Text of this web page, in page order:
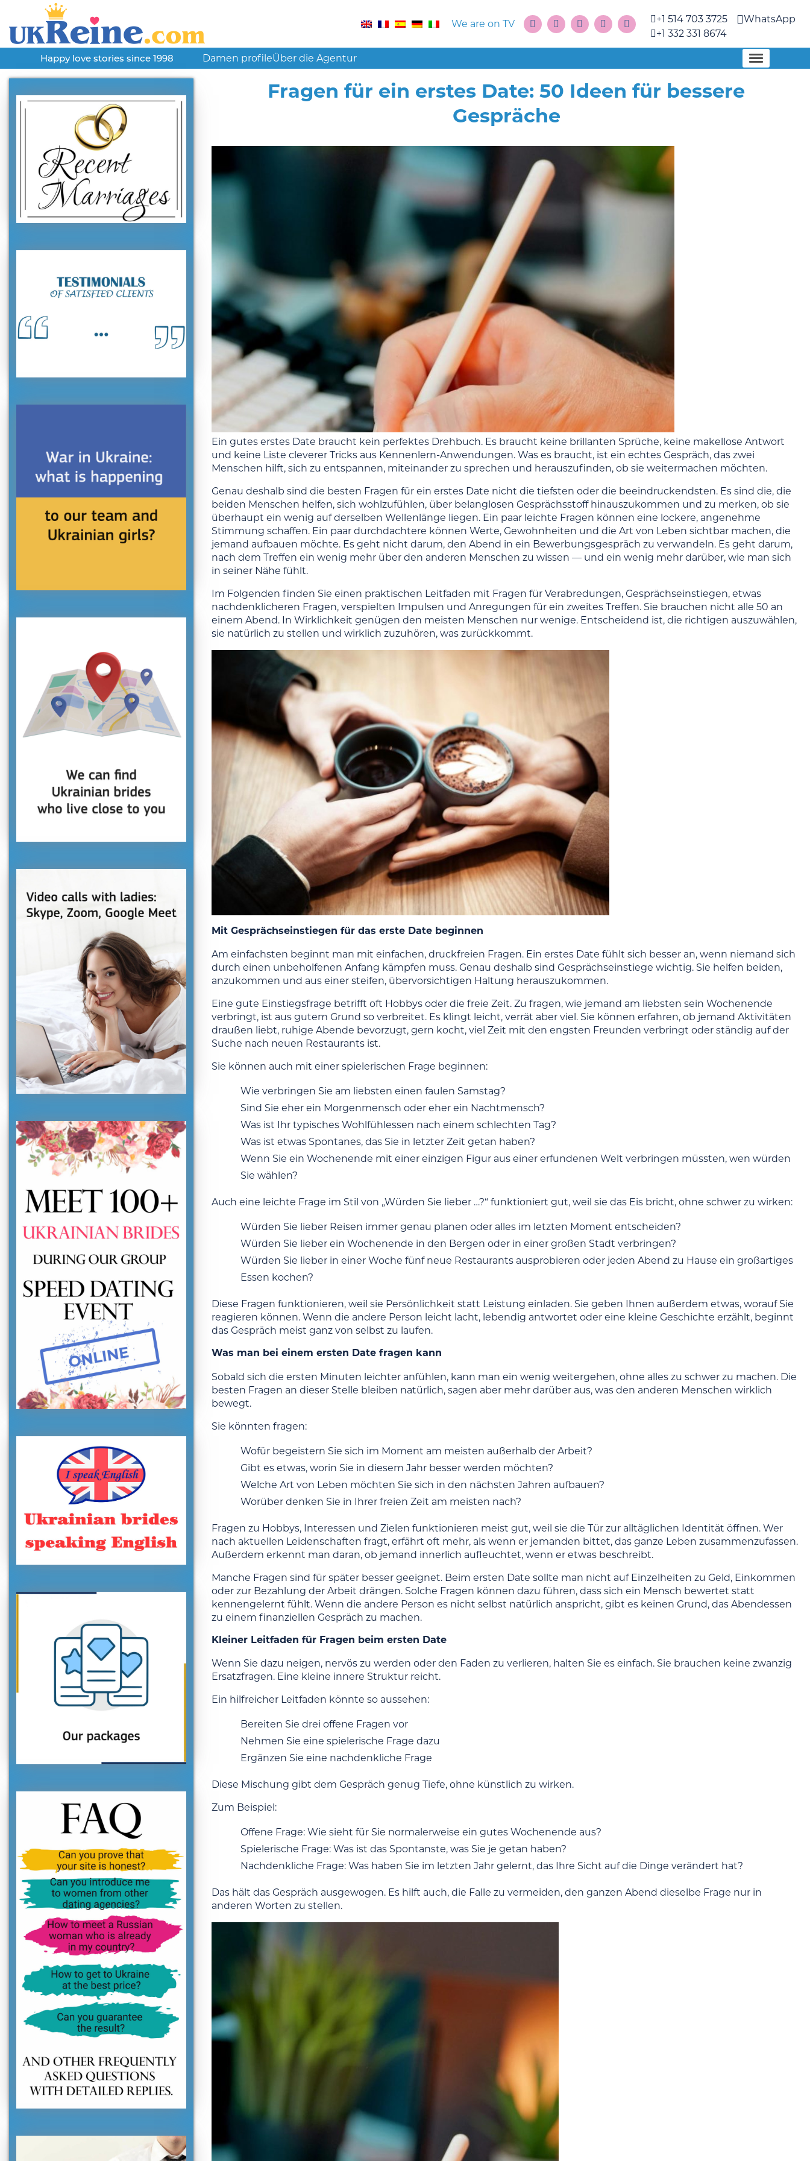
We are on TV
+1 514 703 3725
+1 332 331 8674
WhatsApp
Happy love stories since 1998 Damen profileÜber die Agentur
Fragen für ein erstes Date: 50 Ideen für bessere
Gespräche
Ein gutes erstes Date braucht kein perfektes Drehbuch. Es braucht keine brillanten Sprüche, keine makellose Antwort
und keine Liste cleverer Tricks aus Kennenlern-Anwendungen. Was es braucht, ist ein echtes Gespräch, das zwei
Menschen hilft, sich zu entspannen, miteinander zu sprechen und herauszufinden, ob sie weitermachen möchten.
Genau deshalb sind die besten Fragen für ein erstes Date nicht die tiefsten oder die beeindruckendsten. Es sind die, die
beiden Menschen helfen, sich wohlzufühlen, über belanglosen Gesprächsstoff hinauszukommen und zu merken, ob sie
überhaupt ein wenig auf derselben Wellenlänge liegen. Ein paar leichte Fragen können eine lockere, angenehme
Stimmung schaffen. Ein paar durchdachtere können Werte, Gewohnheiten und die Art von Leben sichtbar machen, die
jemand aufbauen möchte. Es geht nicht darum, den Abend in ein Bewerbungsgespräch zu verwandeln. Es geht darum,
nach dem Treffen ein wenig mehr über den anderen Menschen zu wissen — und ein wenig mehr darüber, wie man sich
in seiner Nähe fühlt.
Im Folgenden finden Sie einen praktischen Leitfaden mit Fragen für Verabredungen, Gesprächseinstiegen, etwas
nachdenklicheren Fragen, verspielten Impulsen und Anregungen für ein zweites Treffen. Sie brauchen nicht alle 50 an
einem Abend. In Wirklichkeit genügen den meisten Menschen nur wenige. Entscheidend ist, die richtigen auszuwählen,
sie natürlich zu stellen und wirklich zuzuhören, was zurückkommt.
Mit Gesprächseinstiegen für das erste Date beginnen
Am einfachsten beginnt man mit einfachen, druckfreien Fragen. Ein erstes Date fühlt sich besser an, wenn niemand sich
durch einen unbeholfenen Anfang kämpfen muss. Genau deshalb sind Gesprächseinstiege wichtig. Sie helfen beiden,
anzukommen und aus einer steifen, übervorsichtigen Haltung herauszukommen.
Eine gute Einstiegsfrage betrifft oft Hobbys oder die freie Zeit. Zu fragen, wie jemand am liebsten sein Wochenende
verbringt, ist aus gutem Grund so verbreitet. Es klingt leicht, verrät aber viel. Sie können erfahren, ob jemand Aktivitäten
draußen liebt, ruhige Abende bevorzugt, gern kocht, viel Zeit mit den engsten Freunden verbringt oder ständig auf der
Suche nach neuen Restaurants ist.
Sie können auch mit einer spielerischen Frage beginnen:
Wie verbringen Sie am liebsten einen faulen Samstag?
Sind Sie eher ein Morgenmensch oder eher ein Nachtmensch?
Was ist Ihr typisches Wohlfühlessen nach einem schlechten Tag?
Was ist etwas Spontanes, das Sie in letzter Zeit getan haben?
Wenn Sie ein Wochenende mit einer einzigen Figur aus einer erfundenen Welt verbringen müssten, wen würden
Sie wählen?
Auch eine leichte Frage im Stil von „Würden Sie lieber …?“ funktioniert gut, weil sie das Eis bricht, ohne schwer zu wirken:
Würden Sie lieber Reisen immer genau planen oder alles im letzten Moment entscheiden?
Würden Sie lieber ein Wochenende in den Bergen oder in einer großen Stadt verbringen?
Würden Sie lieber in einer Woche fünf neue Restaurants ausprobieren oder jeden Abend zu Hause ein großartiges
Essen kochen?
Diese Fragen funktionieren, weil sie Persönlichkeit statt Leistung einladen. Sie geben Ihnen außerdem etwas, worauf Sie
reagieren können. Wenn die andere Person leicht lacht, lebendig antwortet oder eine kleine Geschichte erzählt, beginnt
das Gespräch meist ganz von selbst zu laufen.
Was man bei einem ersten Date fragen kann
Sobald sich die ersten Minuten leichter anfühlen, kann man ein wenig weitergehen, ohne alles zu schwer zu machen. Die
besten Fragen an dieser Stelle bleiben natürlich, sagen aber mehr darüber aus, was den anderen Menschen wirklich
bewegt.
Sie könnten fragen:
Wofür begeistern Sie sich im Moment am meisten außerhalb der Arbeit?
Gibt es etwas, worin Sie in diesem Jahr besser werden möchten?
Welche Art von Leben möchten Sie sich in den nächsten Jahren aufbauen?
Worüber denken Sie in Ihrer freien Zeit am meisten nach?
Fragen zu Hobbys, Interessen und Zielen funktionieren meist gut, weil sie die Tür zur alltäglichen Identität öffnen. Wer
nach aktuellen Leidenschaften fragt, erfährt oft mehr, als wenn er jemanden bittet, das ganze Leben zusammenzufassen.
Außerdem erkennt man daran, ob jemand innerlich aufleuchtet, wenn er etwas beschreibt.
Manche Fragen sind für später besser geeignet. Beim ersten Date sollte man nicht auf Einzelheiten zu Geld, Einkommen
oder zur Bezahlung der Arbeit drängen. Solche Fragen können dazu führen, dass sich ein Mensch bewertet statt
kennengelernt fühlt. Wenn die andere Person es nicht selbst natürlich anspricht, gibt es keinen Grund, das Abendessen
zu einem finanziellen Gespräch zu machen.
Kleiner Leitfaden für Fragen beim ersten Date
Wenn Sie dazu neigen, nervös zu werden oder den Faden zu verlieren, halten Sie es einfach. Sie brauchen keine zwanzig
Ersatzfragen. Eine kleine innere Struktur reicht.
Ein hilfreicher Leitfaden könnte so aussehen:
Bereiten Sie drei offene Fragen vor
Nehmen Sie eine spielerische Frage dazu
Ergänzen Sie eine nachdenkliche Frage
Diese Mischung gibt dem Gespräch genug Tiefe, ohne künstlich zu wirken.
Zum Beispiel:
Offene Frage: Wie sieht für Sie normalerweise ein gutes Wochenende aus?
Spielerische Frage: Was ist das Spontanste, was Sie je getan haben?
Nachdenkliche Frage: Was haben Sie im letzten Jahr gelernt, das Ihre Sicht auf die Dinge verändert hat?
Das hält das Gespräch ausgewogen. Es hilft auch, die Falle zu vermeiden, den ganzen Abend dieselbe Frage nur in
anderen Worten zu stellen.